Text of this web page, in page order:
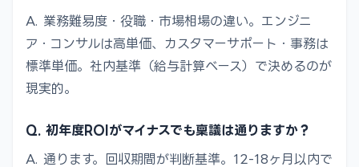
A. 業務難易度・役職・市場相場の違い。エンジニ
ア・コンサルは高単価、カスタマーサポート・事務は
標準単価。社内基準（給与計算ベース）で決めるのが
現実的。
Q. 初年度ROIがマイナスでも稟議は通りますか？
A. 通ります。回収期間が判断基準。12-18ヶ月以内で